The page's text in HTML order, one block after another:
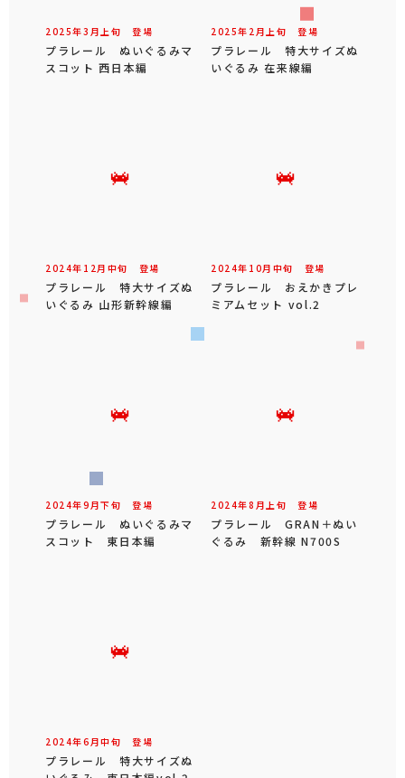
2025年3 月 上旬 登場
プラレール ぬいぐるみマ
スコット 西日本編
2025年 2 月 上旬 登場
プラレール 特大サイズぬ
いぐるみ 在来線編
2024年 12 月 中旬 登場
プラレール 特大サイズぬ
いぐるみ 山形新幹線編
2024年 10月 中旬 登場
プラレール おえかきプレ
ミアムセット vol.2
2024年9 月下旬 登場
プラレール ぬいぐるみマ
スコット 東日本編
2024年8 月 上旬 登場
プラレール GRAN＋ぬい
ぐるみ 新幹線 N700S
2024年6 月中旬 登場
プラレール 特大サイズぬ